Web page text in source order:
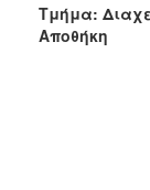
Τμήμα: